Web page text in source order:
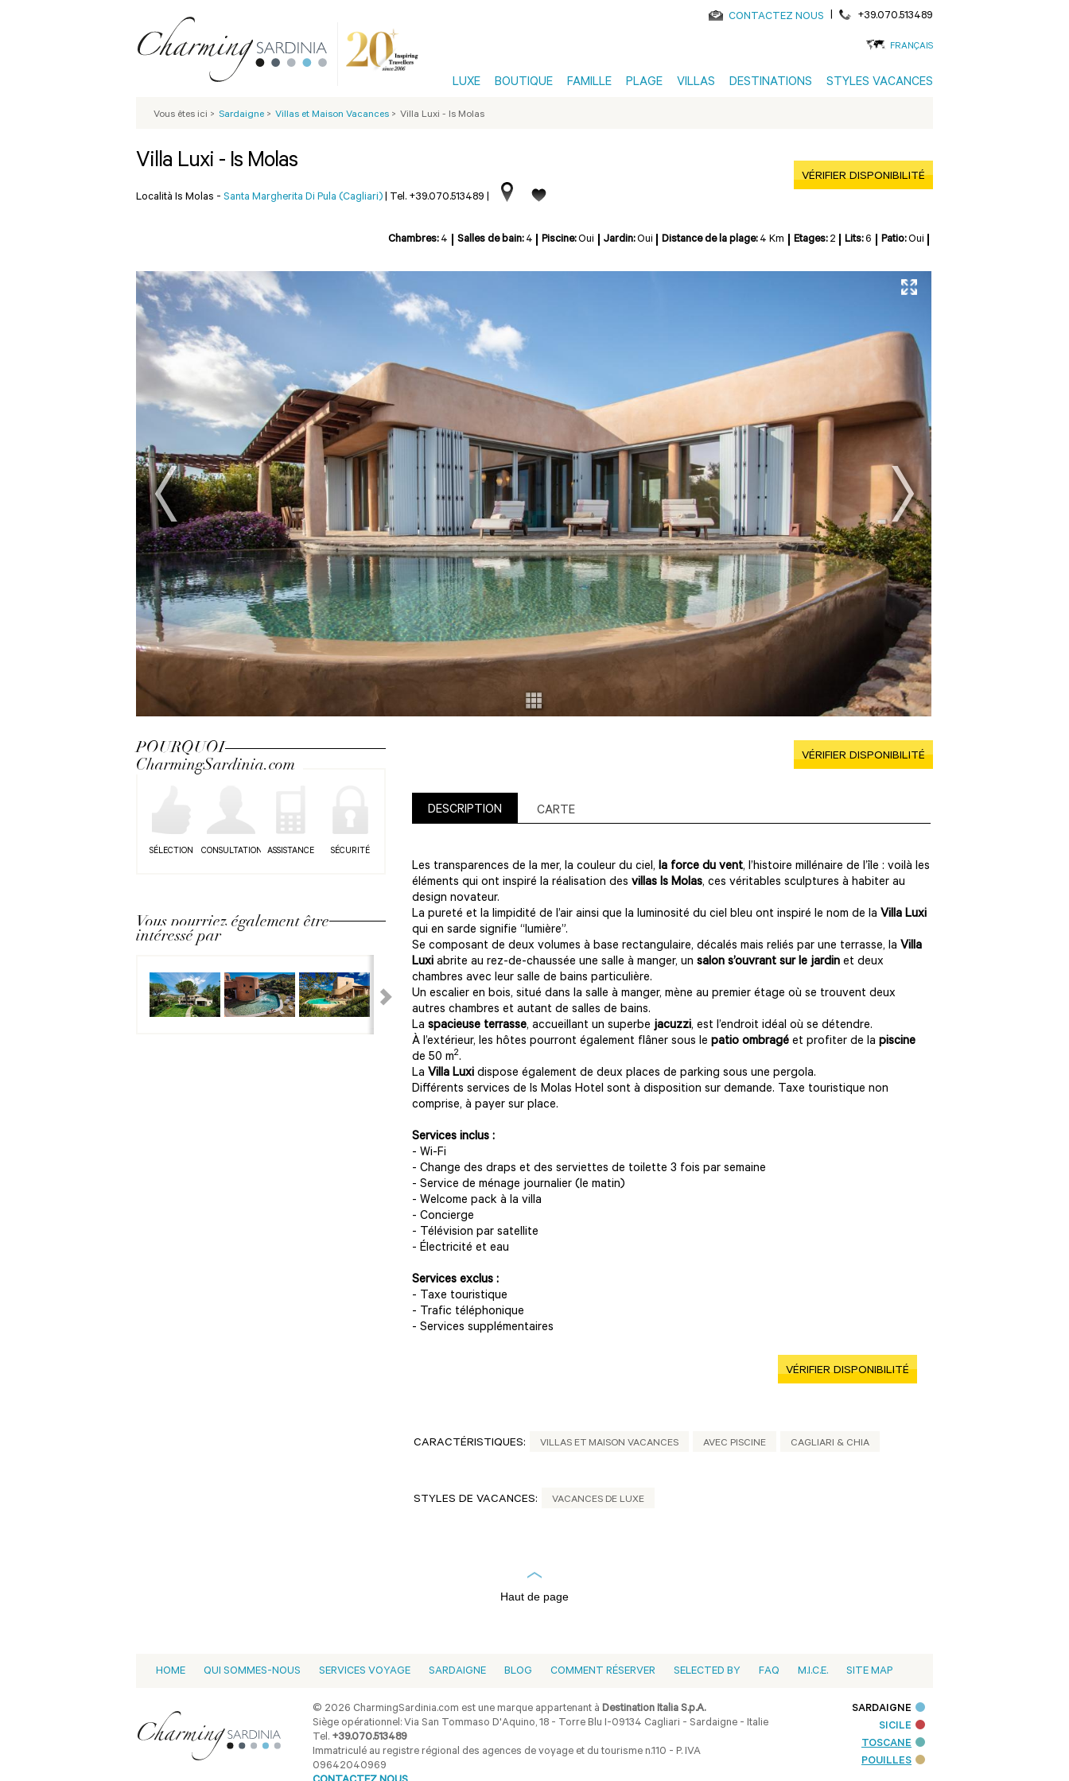
CONTACTEZ NOUS | +39.070.513489
FRANÇAIS
LUXE BOUTIQUE FAMILLE PLAGE VILLAS DESTINATIONS STYLES VACANCES
Vous êtes ici > Sardaigne > Villas et Maison Vacances > Villa Luxi - Is Molas
Villa Luxi - Is Molas
Località Is Molas - Santa Margherita Di Pula (Cagliari) | Tel. +39.070.513489 |
VÉRIFIER DISPONIBILITÉ
Chambres: 4 Salles de bain: 4 Piscine:Oui Jardin:Oui Distance de la plage: 4 Km Etages: 2 Lits:6 Patio:Oui
Next
POURQUOI
CharmingSardinia.com
SÉLECTION CONSULTATION ASSISTANCE SÉCURITÉ
Vous pourriez également être
intéressé par
VÉRIFIER DISPONIBILITÉ
DESCRIPTION CARTE
Les transparences de la mer, la couleur du ciel, la force du vent, l’histoire millénaire de l’île : voilà les
éléments qui ont inspiré la réalisation des villas Is Molas, ces véritables sculptures à habiter au
design novateur.
La pureté et la limpidité de l’air ainsi que la luminosité du ciel bleu ont inspiré le nom de la Villa Luxi
qui en sarde signifie “lumière”.
Se composant de deux volumes à base rectangulaire, décalés mais reliés par une terrasse, la Villa
Luxi abrite au rez-de-chaussée une salle à manger, un salon s’ouvrant sur le jardin et deux
chambres avec leur salle de bains particulière.
Un escalier en bois, situé dans la salle à manger, mène au premier étage où se trouvent deux
autres chambres et autant de salles de bains.
La spacieuse terrasse, accueillant un superbe jacuzzi, est l’endroit idéal où se détendre.
À l’extérieur, les hôtes pourront également flâner sous le patio ombragé et profiter de la piscine
de 50 m2.
La Villa Luxi dispose également de deux places de parking sous une pergola.
Différents services de Is Molas Hotel sont à disposition sur demande. Taxe touristique non
comprise, à payer sur place.
Services inclus :
- Wi-Fi
- Change des draps et des serviettes de toilette 3 fois par semaine
- Service de ménage journalier (le matin)
- Welcome pack à la villa
- Concierge
- Télévision par satellite
- Électricité et eau
Services exclus :
- Taxe touristique
- Trafic téléphonique
- Services supplémentaires
VÉRIFIER DISPONIBILITÉ
CARACTÉRISTIQUES: VILLAS ET MAISON VACANCES AVEC PISCINE CAGLIARI & CHIA
STYLES DE VACANCES: VACANCES DE LUXE
Haut de page
HOME QUI SOMMES-NOUS SERVICES VOYAGE SARDAIGNE BLOG COMMENT RÉSERVER SELECTED BY FAQ M.I.C.E. SITE MAP
© 2026 CharmingSardinia.com est une marque appartenant àDestination Italia S.p.A.
Siège opérationnel: Via San Tommaso D'Aquino, 18 - Torre Blu I-09134 Cagliari - Sardaigne - Italie
Tel. +39.070.513489
Immatriculé au registre régional des agences de voyage et du tourisme n.110 - P. IVA
09642040969
SARDAIGNE
SICILE
TOSCANE
POUILLES